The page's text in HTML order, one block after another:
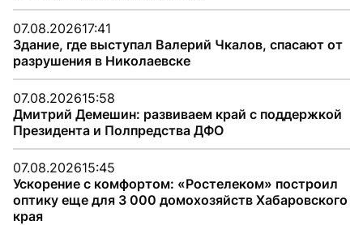
07.08.202617:41
Здание, где выступал Валерий Чкалов, спасают от
разрушения в Николаевске
07.08.202615:58
Дмитрий Демешин: развиваем край с поддержкой
Президента и Полпредства ДФО
07.08.202615:45
Ускорение с комфортом: «Ростелеком» построил
оптику еще для 3 000 домохозяйств Хабаровского
края